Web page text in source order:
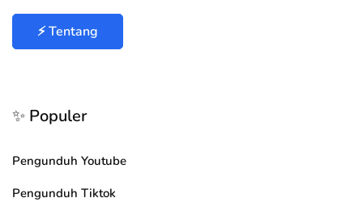
⚡ Tentang
✨ Populer
Pengunduh Youtube
Pengunduh Tiktok